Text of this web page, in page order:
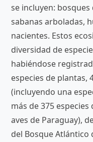
se incluyen:
sabanas arboladas,
nacientes. Estos
diversidad de
habiéndose
especies de plantas,
(incluyendo una
más de 375 especies
aves de Paraguay),
del Bosque Atlántico